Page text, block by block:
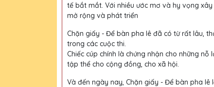
tế bắt mắt. Với nhiều ước mơ và hy vọng
mở rộng và phát triển
Chặn giấy - Để bàn pha lê đã có từ rất lâu,
trong các cuộc thi.
Chiếc cúp chính là chứng nhận cho những
tập thể cho cộng đồng, cho xã hội.
Và đến ngày nay, Chặn giấy - Để bàn pha